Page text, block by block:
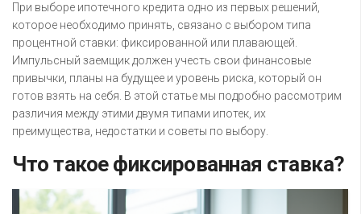
При выборе ипотечного кредита одно из первых решений,
которое необходимо принять, связано с выбором типа
процентной ставки: фиксированной или плавающей.
Импульсный заемщик должен учесть свои финансовые
привычки, планы на будущее и уровень риска, который он
готов взять на себя. В этой статье мы подробно рассмотрим
различия между этими двумя типами ипотек, их
преимущества, недостатки и советы по выбору.
Что такое фиксированная ставка?